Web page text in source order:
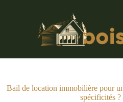
Bail de location immobilière pour
spécificités ?